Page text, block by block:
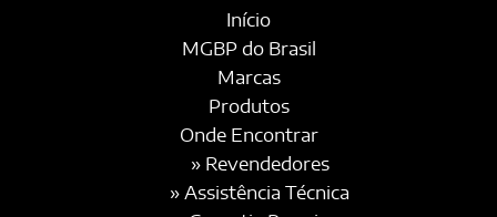
Início
MGBP do Brasil
Marcas
Produtos
Onde Encontrar
» Revendedores
» Assistência Técnica